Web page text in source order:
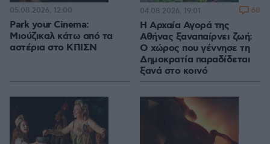
Park your Cinema:
Μιούζικαλ κάτω από τα
αστέρια στο ΚΠΙΣΝ
05.08.2026, 12:00
Η Αρχαία Αγορά της
Αθήνας ξαναπαίρνει ζωή:
Ο χώρος που γέννησε τη
Δημοκρατία παραδίδεται
ξανά στο κοινό
04.08.2026, 19:01 68